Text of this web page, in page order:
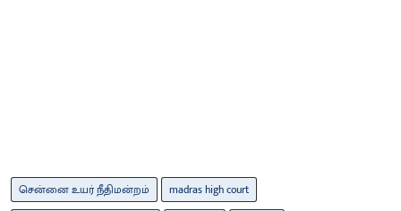
சென்னை உயர் நீதிமன்றம் madras high court